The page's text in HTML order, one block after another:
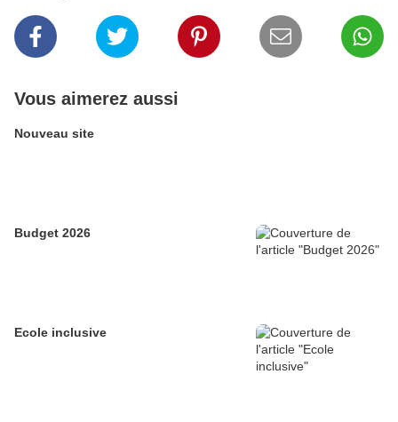
Vous aimerez aussi
Nouveau site
Budget 2026
Ecole inclusive